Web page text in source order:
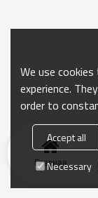
Главная
We use
experience.
order to
Accept all
Necessary